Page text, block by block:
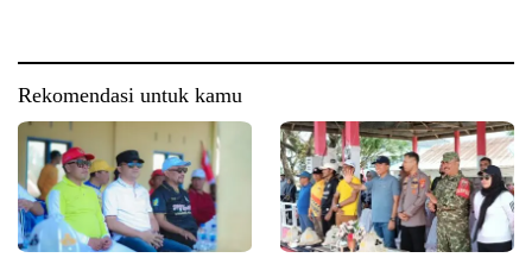
Rekomendasi untuk kamu